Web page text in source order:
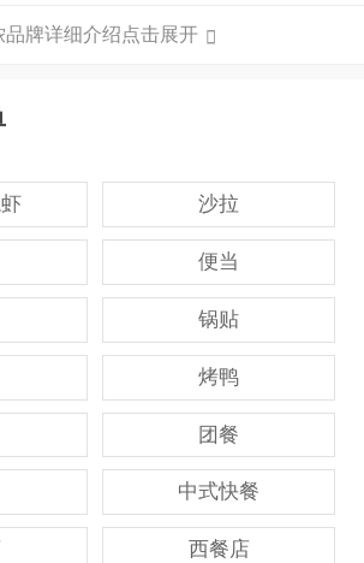
徽巧侬食品有限公司三家公司，拥有
品牌详细介绍点击展开
沙拉
便当
锅贴
烤鸭
团餐
中式快餐
西餐店